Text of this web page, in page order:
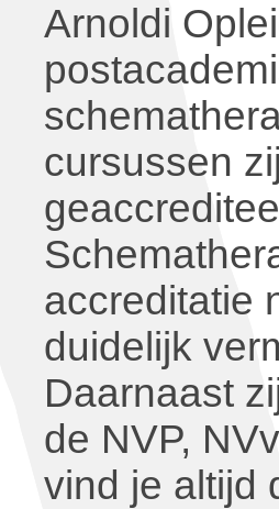
Arnoldi
cursussen
accreditatie
duidelijk
Daarnaast
de NVP,
vind je altijd